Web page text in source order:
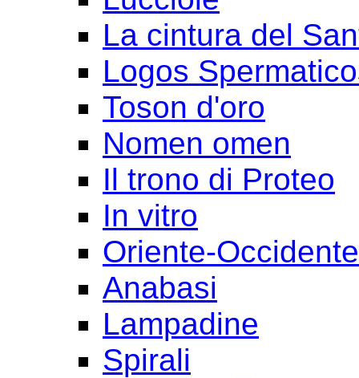
La cintura del
Logos
Toson d'oro
Nomen omen
Il trono di Proteo
In vitro
Oriente-
Anabasi
Lampadine
Spirali